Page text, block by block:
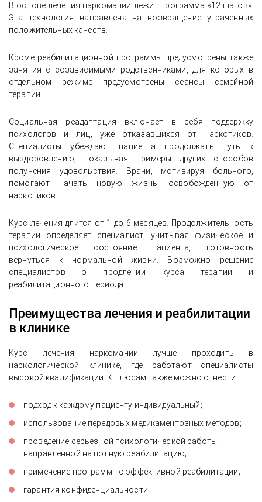
В основе лечения наркомании лежит программа «12 шагов».
Эта технология направлена на возвращение утраченных
положительных качеств.
Кроме реабилитационной программы предусмотрены также
занятия с созависимыми родственниками, для которых в
отдельном режиме предусмотрены сеансы семейной
терапии.
Социальная реадаптация включает в себя поддержку
психологов и лиц, уже отказавшихся от наркотиков.
Специалисты убеждают пациента продолжать путь к
выздоровлению, показывая примеры других способов
получения удовольствия. Врачи, мотивируя больного,
помогают начать новую жизнь, освобождённую от
наркотиков.
Курс лечения длится от 1 до 6 месяцев. Продолжительность
терапии определяет специалист, учитывая физическое и
психологическое состояние пациента, готовность
вернуться к нормальной жизни. Возможно решение
специалистов о продлении курса терапии и
реабилитационного периода.
Преимущества лечения и реабилитации
в клинике
Курс лечения наркомании лучше проходить в
наркологической клинике, где работают специалисты
высокой квалификации. К плюсам также можно отнести:
подход к каждому пациенту индивидуальный;
использование передовых медикаментозных методов;
проведение серьёзной психологической работы,
направленной на полную реабилитацию;
применение программ по эффективной реабилитации;
гарантия конфиденциальности.